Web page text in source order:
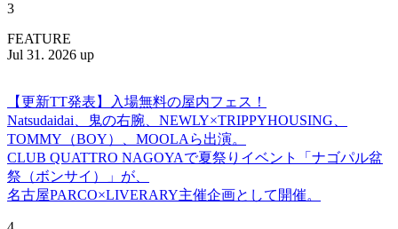
3
FEATURE
Jul 31. 2026 up
【更新TT発表】入場無料の屋内フェス！
Natsudaidai、鬼の右腕、NEWLY×TRIPPYHOUSING、
TOMMY（BOY）、MOOLAら出演。
CLUB QUATTRO NAGOYAで夏祭りイベント「ナゴパル盆
祭（ボンサイ）」が、
名古屋PARCO×LIVERARY主催企画として開催。